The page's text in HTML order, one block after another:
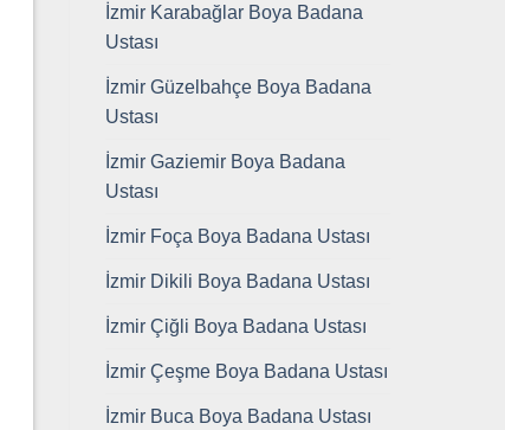
İzmir Karabağlar Boya Badana
Ustası
İzmir Güzelbahçe Boya Badana
Ustası
İzmir Gaziemir Boya Badana
Ustası
İzmir Foça Boya Badana Ustası
İzmir Dikili Boya Badana Ustası
İzmir Çiğli Boya Badana Ustası
İzmir Çeşme Boya Badana Ustası
İzmir Buca Boya Badana Ustası